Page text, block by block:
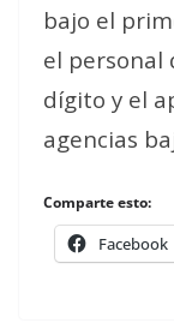
bajo el
el personal
dígito y el
agencias
Comparte esto:
Facebook